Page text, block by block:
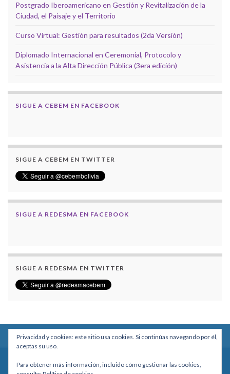
Postgrado Iberoamericano en Gestión y Revitalización de la
Ciudad, el Paisaje y el Territorio
Curso Virtual: Gestión para resultados (2da Versión)
Diplomado Internacional en Ceremonial, Protocolo y
Asistencia a la Alta Dirección Pública (3era edición)
SIGUE A CEBEM EN FACEBOOK
SIGUE A CEBEM EN TWITTER
SIGUE A REDESMA EN FACEBOOK
SIGUE A REDESMA EN TWITTER
Calle Macario Pinilla # 2588 esq. Av. Arce, Edificio Arcadia, Mezzanine, Of. 101
Privacidad y cookies: este sitio usa cookies. Si continúas navegando por él,
aceptas su uso.
Para obtener más información, incluido cómo gestionar las cookies,